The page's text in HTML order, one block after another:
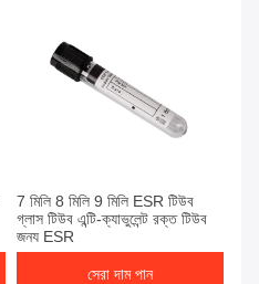
7 মিলি 8 মিলি 9 মিলি ESR টিউব
গ্লাস টিউব এন্টি-ক্যাভুলেন্ট রক্ত টিউব
জন্য ESR
সেরা দাম পান